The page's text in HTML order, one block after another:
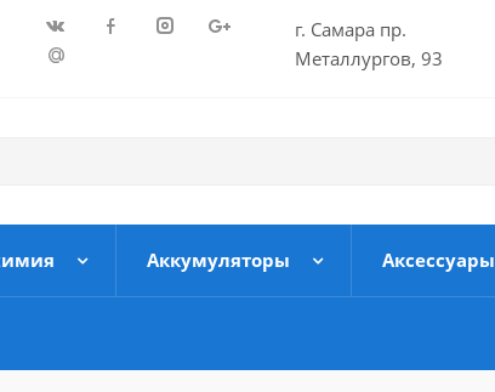
г. Самара пр.
Металлургов, 93
Аккумуляторы Аксессуары